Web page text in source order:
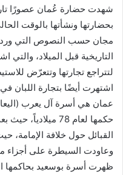
شهدت حضارة عُمان عصورًا
بحضارتها ونشأتها بالوقت
مجان حسب النصوص التي
التاريخية قبل الميلاد،
لتتراجع تجارتها وتتعرّض
اشتهرت أيضًا بتجارة اللبان
حكمها لعام 78
القبائل حول خلافة الإمامة،
ظهرت أسرة بوسعيد بحاكمها